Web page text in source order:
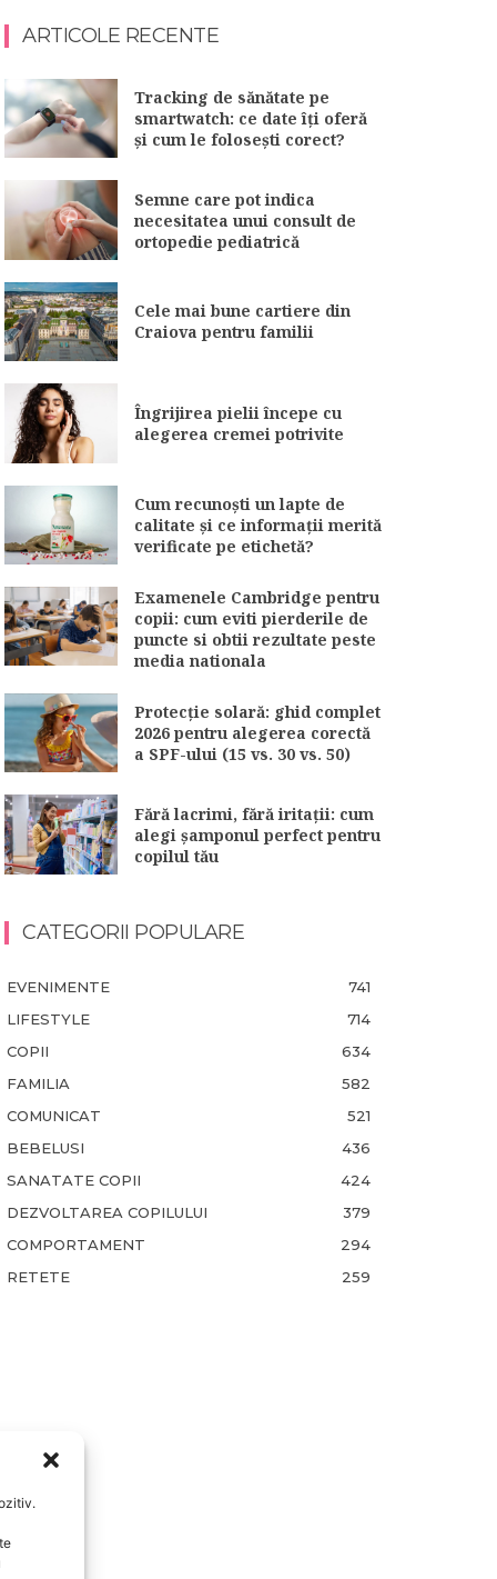
ARTICOLE RECENTE
Tracking de sănătate pe
smartwatch: ce date îți oferă
și cum le folosești corect?
Semne care pot indica
necesitatea unui consult de
ortopedie pediatrică
Cele mai bune cartiere din
Craiova pentru familii
Îngrijirea pielii începe cu
alegerea cremei potrivite
Cum recunoști un lapte de
calitate și ce informații merită
verificate pe etichetă?
Examenele Cambridge pentru
copii: cum eviti pierderile de
puncte si obtii rezultate peste
media nationala
Protecție solară: ghid complet
2026 pentru alegerea corectă
a SPF-ului (15 vs. 30 vs. 50)
Fără lacrimi, fără iritații: cum
alegi șamponul perfect pentru
copilul tău
CATEGORII POPULARE
EVENIMENTE
741
LIFESTYLE
714
COPII
634
FAMILIA
582
COMUNICAT
521
BEBELUSI
436
SANATATE COPII
424
DEZVOLTAREA COPILULUI
379
COMPORTAMENT
294
RETETE
259